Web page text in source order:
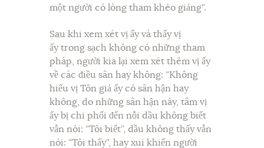
một người có lòng tham khéo giảng”.
Sau khi xem xét vị ấy và thấy vị
ấy trong sạch không có những tham
pháp, người kia lại xem xét thêm vị ấy
về các điều sân hay không: “Không
hiểu vị Tôn giả ấy có sân hận hay
không, do những sân hận này, tâm vị
ấy bị chi phối đến nỗi dầu không biết
vẫn nói: “Tôi biết”, dầu không thấy vẫn
nói: “Tôi thấy”, hay xui khiến người